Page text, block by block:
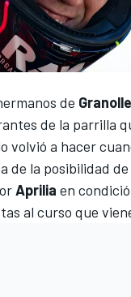
de
de la parrilla
volvió a hacer
de la posibilidad
Aprilia en
al curso que